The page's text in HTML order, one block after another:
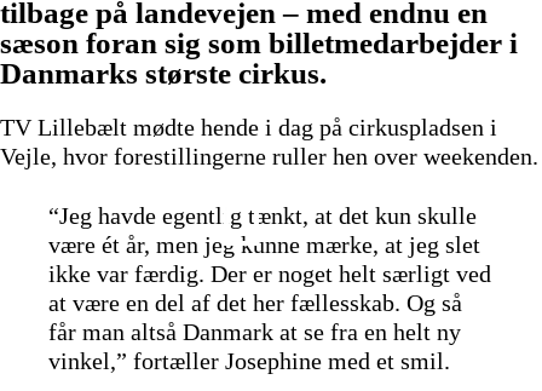
tilbage på landevejen – med endnu en
sæson foran sig som billetmedarbejder i
Danmarks største cirkus.
TV Lillebælt mødte hende i dag på cirkuspladsen i
Vejle, hvor forestillingerne ruller hen over weekenden.
“Jeg havde egentlig tænkt, at det kun skulle
være ét år, men jeg kunne mærke, at jeg slet
ikke var færdig. Der er noget helt særligt ved
at være en del af det her fællesskab. Og så
får man altså Danmark at se fra en helt ny
vinkel,” fortæller Josephine med et smil.